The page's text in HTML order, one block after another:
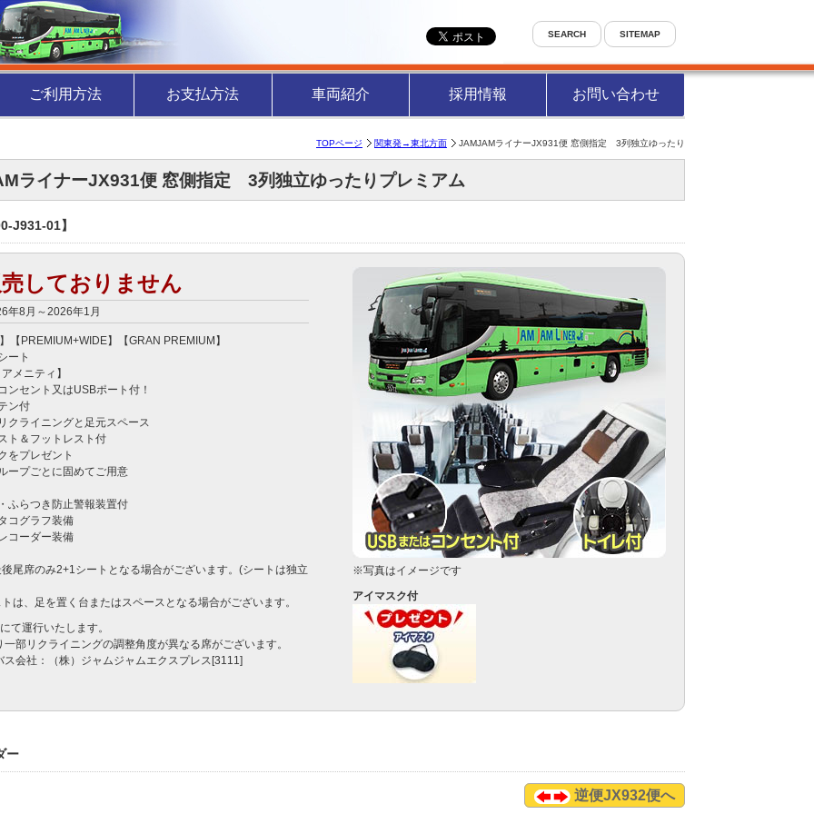
ご利用方法 お支払方法 車両紹介 採用情報 お問い合わせ
SEARCH SITEMAP
TOPページ 関東発→東北方面 JAMJAMライナーJX931便 窓側指定 3列独立ゆったり
ライナーJX931便 窓側指定 3列独立ゆったりプレミアム
J931-01】
しておりません
年8月～2026年1月
【PREMIUM+WIDE】【GRAN PREMIUM】
ート
メニティ】
セント又はUSBポート付！
ン付
ライニングと足元スペース
＆フットレスト付
プレゼント
プごとに固めてご用意
らつき防止警報装置付
グラフ装備
ーダー装備
尾席のみ2+1シートとなる場合がございます。(シートは独立
は、足を置く台またはスペースとなる場合がございます。
て運行いたします。
部リクライニングの調整角度が異なる席がございます。
会社：（株）ジャムジャムエクスプレス[3111]
※写真はイメージです
アイマスク付
ー
逆便JX932便へ